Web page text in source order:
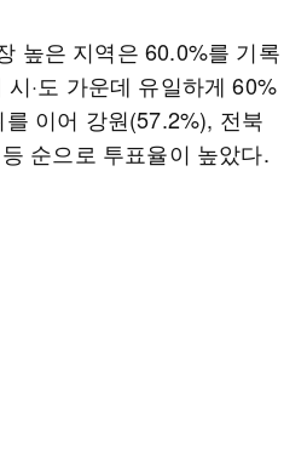
높은 지역은 60.0%를 기록
·도 가운데 유일하게 60%
이어 강원(57.2%), 전북
순으로 투표율이 높았다.